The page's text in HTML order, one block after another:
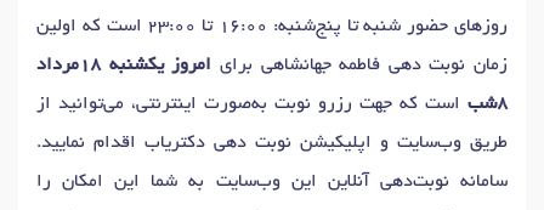
روزهای حضور شنبه تا پنج‌شنبه: 16:00 تا 23:00 است که اولین
زمان نوبت دهی فاطمه جهانشاهی برای
امروز یکشنبه 18مرداد
8شب
است که جهت رزرو نوبت به‌صورت اینترنتی، می‌توانید از
طریق وب‌سایت و اپلیکیشن نوبت دهی دکتریاب اقدام نمایید.
سامانه نوبت‌دهی آنلاین این وب‌سایت به شما این امکان را